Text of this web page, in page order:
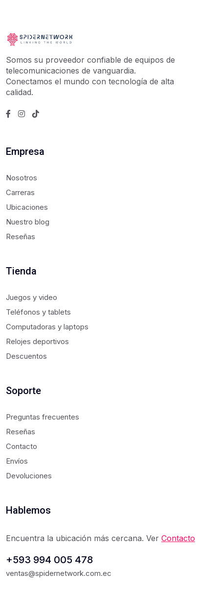
Somos su proveedor confiable de equipos de
telecomunicaciones de vanguardia.
Conectamos el mundo con tecnología de alta
calidad.
Empresa
Nosotros
Carreras
Ubicaciones
Nuestro blog
Reseñas
Tienda
Juegos y video
Teléfonos y tablets
Computadoras y laptops
Relojes deportivos
Descuentos
Soporte
Preguntas frecuentes
Reseñas
Contacto
Envíos
Devoluciones
Hablemos
Encuentra la ubicación más cercana. Ver Contacto
+593 994 005 478
ventas@spidernetwork.com.ec